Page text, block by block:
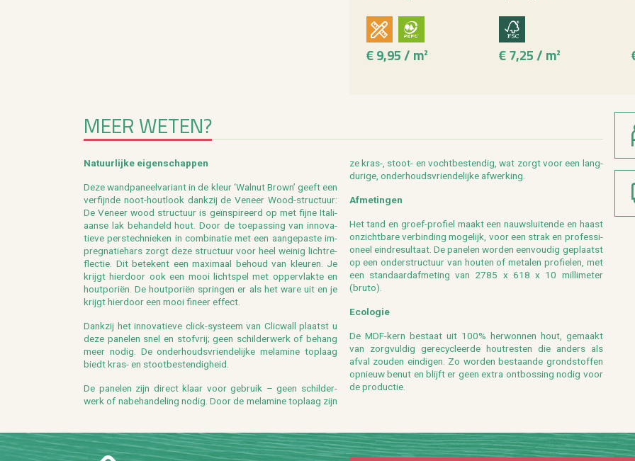
€ 9,95 / m² € 7,25 / m²
MEER WETEN?
Na­tuur­lij­ke ei­gen­schap­pen
Deze wand­pa­neel­va­ri­ant in de kleur ‘Wal­nut Brown’ geeft een
ver­fijn­de noot-hout­look dank­zij de Ve­neer Wood-struc­tuur:
De Ve­neer wood struc­tuur is geïnspi­reerd op met fijne Ita­li­
aan­se lak be­han­deld hout. Door de toe­pas­sing van in­no­va­
tie­ve pers­tech­nie­ken in com­bi­na­tie met een aan­ge­pas­te im­
preg­na­tie­hars zorgt deze struc­tuur voor heel wei­nig licht­re­
flec­tie. Dit be­te­kent een maxi­maal be­houd van kleu­ren. Je
krijgt hier­door ook een mooi licht­spel met op­per­vlak­te en
hout­po­riën. De hout­po­riën sprin­gen er als het ware uit en je
krijgt hier­door een mooi fi­neer ef­fect.
Dank­zij het in­no­va­tie­ve click-sys­teem van Clic­wall plaatst u
deze pa­ne­len snel en stof­vrij; geen schil­der­werk of be­hang
meer nodig. De on­der­houds­vrien­de­lij­ke me­la­mi­ne top­laag
biedt kras- en stoot­be­sten­dig­heid.
De pa­ne­len zijn di­rect klaar voor ge­bruik – geen schil­der­
werk of na­be­han­de­ling nodig. Door de me­la­mi­ne top­laag zijn
ze kras-, stoot- en vocht­be­sten­dig, wat zorgt voor een lang­
du­ri­ge, on­der­houds­vrien­de­lij­ke af­wer­king.
Af­me­tin­gen
Het tand en groef-pro­fiel maakt een nauw­slui­ten­de en haast
on­zicht­ba­re ver­bin­ding mo­ge­lijk, voor een strak en pro­fes­si­
o­neel eind­re­sul­taat. De pa­ne­len wor­den een­vou­dig ge­plaatst
op een on­der­struc­tuur van hou­ten of me­ta­len pro­fie­len, met
een stan­daard­af­me­ting van 2785 x 618 x 10 mil­li­me­ter
(bruto).
Eco­lo­gie
De MDF-kern be­staat uit 100% her­won­nen hout, ge­maakt
van zorg­vul­dig ge­re­cy­cleer­de hout­res­ten die an­ders als
afval zou­den ein­di­gen. Zo wor­den be­staan­de grond­stof­fen
op­nieuw benut en blijft er geen extra ont­bos­sing nodig voor
de pro­duc­tie.